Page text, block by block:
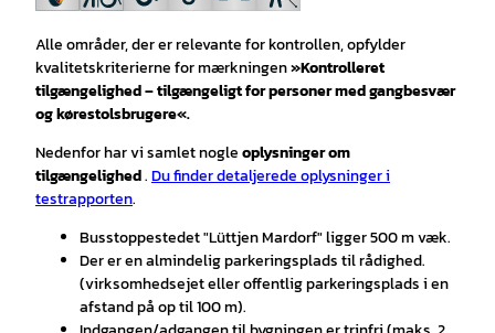
Alle områder, der er relevante for kontrollen, opfylder
kvalitetskriterierne for mærkningen»Kontrolleret
tilgængelighed – tilgængeligt for personer med gangbesvær
og kørestolsbrugere«.
Nedenfor har vi samlet nogleoplysninger om
tilgængelighed.Du finder detaljerede oplysninger i
testrapporten.
Busstoppestedet "Lüttjen Mardorf" ligger 500 m væk.
Der er en almindelig parkeringsplads til rådighed.
(virksomhedsejet eller offentlig parkeringsplads i en
afstand på op til 100 m).